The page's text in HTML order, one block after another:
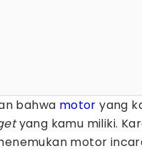
bahwa motor yang
yang kamu miliki.
motor